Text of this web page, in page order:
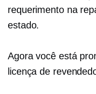
requerimento na
estado.
Agora você está
licença de